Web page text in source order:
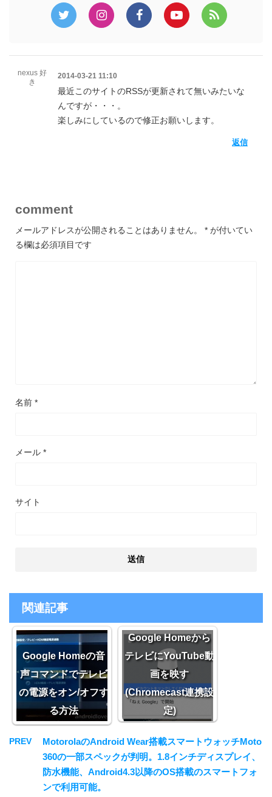
nexus 好
き
2014-03-21 11:10
最近このサイトのRSSが更新されて無いみたいな
んですが・・・。
楽しみにしているので修正お願いします。
返信
comment
メールアドレスが公開されることはありません。 * が付いてい
る欄は必須項目です
名前 *
メール *
サイト
関連記事
Google Homeの音
声コマンドでテレビ
の電源をオン/オフす
る方法
Google Homeから
テレビにYouTube動
画を映す
(Chromecast連携設
定)
PREV
MotorolaのAndroid Wear搭載スマートウォッチMoto
360の一部スペックが判明。1.8インチディスプレイ、
防水機能、Android4.3以降のOS搭載のスマートフォ
ンで利用可能。